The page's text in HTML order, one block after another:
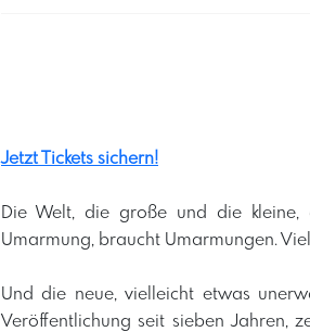
Jetzt Tickets sichern!
Die Welt, die große und die
Umarmung, braucht Umarmungen.
Und die neue, vielleicht etwas
Veröffentlichung seit sieben Jahren,